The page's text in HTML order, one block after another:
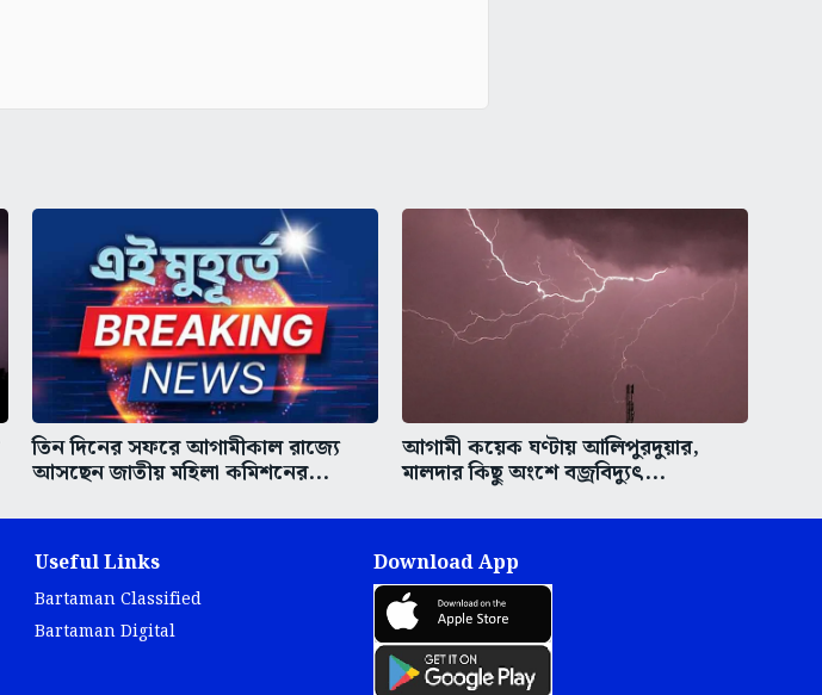
তিন দিনের সফরে আগামীকাল রাজ্যে
আসছেন জাতীয় মহিলা কমিশনের...
আগামী কয়েক ঘণ্টায় আলিপুরদুয়ার,
মালদার কিছু অংশে বজ্রবিদ্যুৎ...
Useful Links
Bartaman Classified
Bartaman Digital
Download App